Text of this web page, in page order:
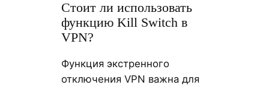
Стоит ли использовать
функцию Kill Switch в
VPN?
Функция экстренного
отключения VPN важна для